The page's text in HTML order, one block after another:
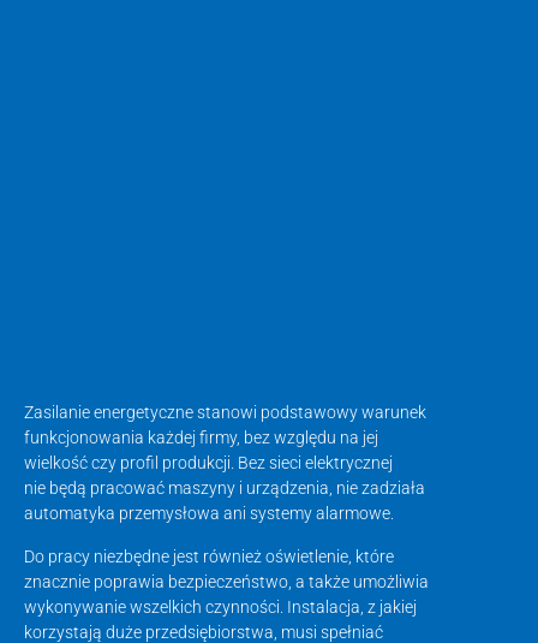
Zasilanie energetyczne stanowi podstawowy warunek
funkcjonowania każdej firmy, bez względu na jej
wielkość czy profil produkcji. Bez sieci elektrycznej
nie będą pracować maszyny i urządzenia, nie zadziała
automatyka przemysłowa ani systemy alarmowe.
Do pracy niezbędne jest również oświetlenie, które
znacznie poprawia bezpieczeństwo, a także umożliwia
wykonywanie wszelkich czynności. Instalacja, z jakiej
korzystają duże przedsiębiorstwa, musi spełniać